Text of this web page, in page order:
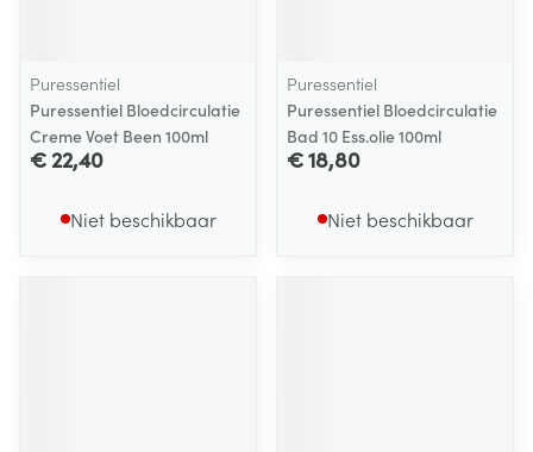
Puressentiel
Puressentiel Bloedcirculatie
Creme Voet Been 100ml
€ 22,40
Niet beschikbaar
Puressentiel
Puressentiel Bloedcirculatie
Bad 10 Ess.olie 100ml
€ 18,80
Niet beschikbaar